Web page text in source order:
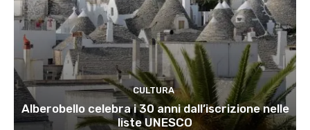
CULTURA
Alberobello celebra i 30 anni dall’iscrizione nelle
liste UNESCO